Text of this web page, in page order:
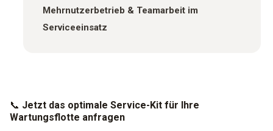
Mehrnutzerbetrieb & Teamarbeit im
Serviceeinsatz
📞 Jetzt das optimale Service-Kit für Ihre
Wartungsflotte anfragen